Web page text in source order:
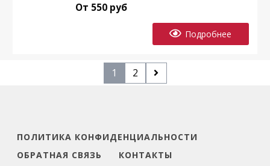
От 550 руб
Подробнее
1 2
ПОЛИТИКА КОНФИДЕНЦИАЛЬНОСТИ
ОБРАТНАЯ СВЯЗЬ
КОНТАКТЫ